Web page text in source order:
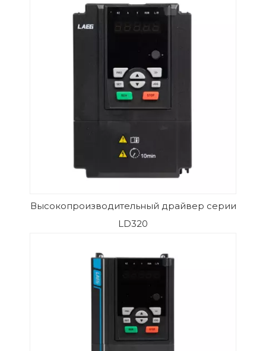
Высокопроизводительный драйвер серии
LD320